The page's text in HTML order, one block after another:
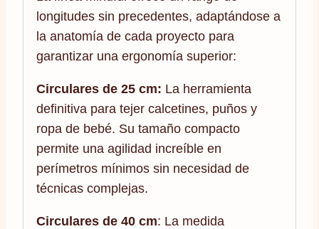
longitudes sin precedentes, adaptándose a
la anatomía de cada proyecto para
garantizar una ergonomía superior:
Circulares de 25 cm: La herramienta
definitiva para tejer calcetines, puños y
ropa de bebé. Su tamaño compacto
permite una agilidad increíble en
perímetros mínimos sin necesidad de
técnicas complejas.
Circulares de 40 cm: La medida